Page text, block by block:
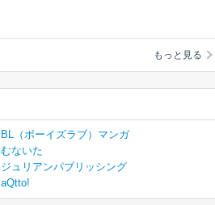
もっと見る
BL（ボーイズラブ）マンガ
むないた
ジュリアンパブリッシング
aQtto!